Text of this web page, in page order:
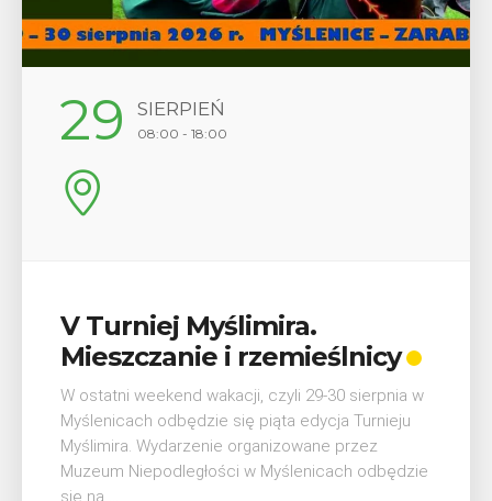
12 SIERPIEŃ
17:00
Wykład „Jak zdobyć
odznaki na myślenickich
szlakach?”
W środę 12 sierpnia o godz. 17 w Miejskiej
Bibliotece Publicznej w Myślenicach odbędzie się
wykład Mateusza Murzyna, przewodnika i prezesa